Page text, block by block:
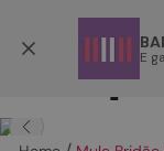
E
1º